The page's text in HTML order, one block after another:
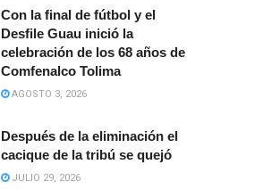
Con la final de fútbol y el
Desfile Guau inició la
celebración de los 68 años de
Comfenalco Tolima
AGOSTO 3, 2026
Después de la eliminación el
cacique de la tribú se quejó
JULIO 29, 2026